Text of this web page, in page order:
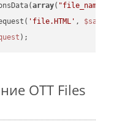
array( "file_name"
'file.HTML' ,
OTT Files